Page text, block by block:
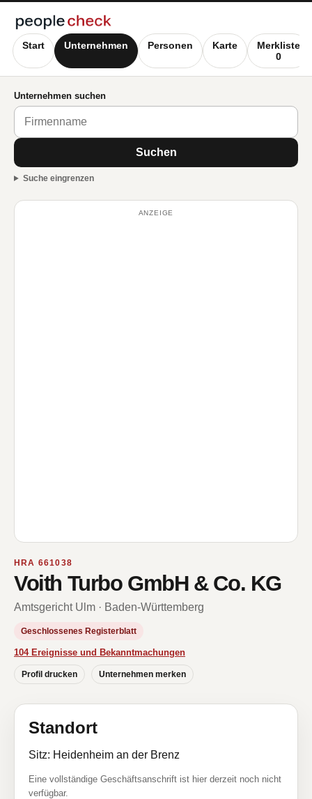
Start Unternehmen Personen Karte
Merkliste
0
Unternehmen suchen
Suchen
Suche eingrenzen
ANZEIGE
HRA 661038
Voith Turbo GmbH & Co. KG
Amtsgericht Ulm · Baden-Württemberg
Geschlossenes Registerblatt
104 Ereignisse und Bekanntmachungen
Profil drucken Unternehmen merken
Standort
Sitz: Heidenheim an der Brenz
Eine vollständige Geschäftsanschrift ist hier derzeit noch nicht
verfügbar.